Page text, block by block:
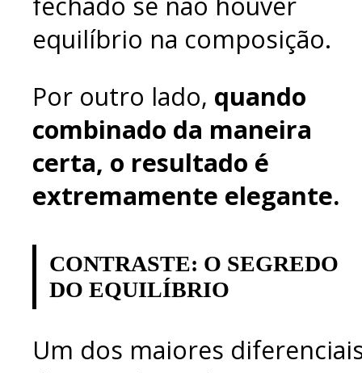
equilíbrio na composição.
Por outro lado, quando
combinado da maneira
certa, o resultado é
extremamente elegante.
CONTRASTE: O SEGREDO
DO EQUILÍBRIO
Um dos maiores